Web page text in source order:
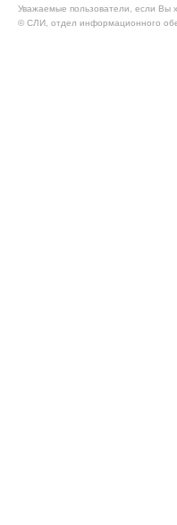
Уважаемые пользователи, если Вы
© CЛИ, отдел информационного